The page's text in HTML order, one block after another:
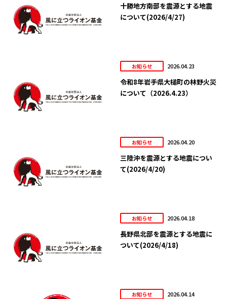
十勝地方南部を震源とする地震
について(2026/4/27)
お知らせ 2026.04.23
令和8年岩手県大槌町の林野火災
について（2026.4.23）
お知らせ 2026.04.20
三陸沖を震源とする地震につい
て(2026/4/20)
お知らせ 2026.04.18
長野県北部を震源とする地震に
ついて(2026/4/18)
お知らせ 2026.04.14